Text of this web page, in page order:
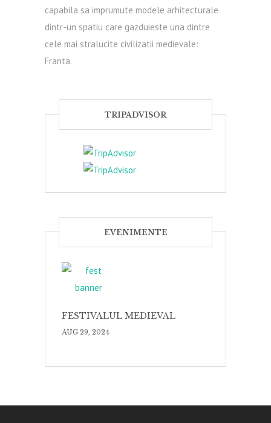
capabila sa imprumute modele arhitecturale
dintr-un spatiu care gazduieste una dintre
cele mai stralucite civilizatii medievale:
Franta.
TRIPADVISOR
EVENIMENTE
FESTIVALUL MEDIEVAL
AUG 29, 2024